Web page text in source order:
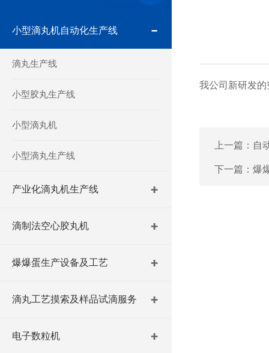
小型滴丸机自动化生产线
滴丸生产线
小型胶丸生产线
小型滴丸机
小型滴丸生产线
产业化滴丸机生产线
滴制法空心胶丸机
爆爆蛋生产设备及工艺
滴丸工艺摸索及样品试滴服务
电子数粒机
我公司新研发
上一篇： 自
下一篇： 爆